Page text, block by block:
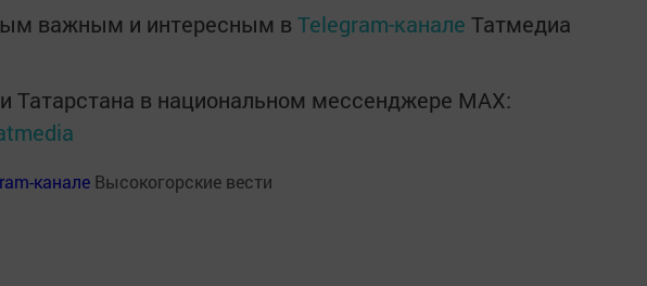
важным и интересным в Telegram-канале Татмедиа
Татарстана в национальном мессенджере MАХ:
канале Высокогорские вести